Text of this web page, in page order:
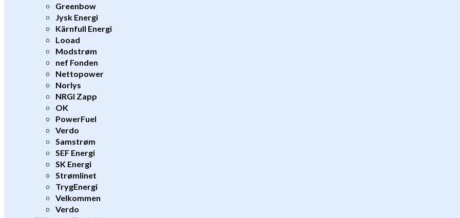
Greenbow
Jysk Energi
Kärnfull Energi
Looad
Modstrøm
nef Fonden
Nettopower
Norlys
NRGI Zapp
OK
PowerFuel
Verdo
Samstrøm
SEF Energi
SK Energi
Strømlinet
TrygEnergi
Velkommen
Verdo